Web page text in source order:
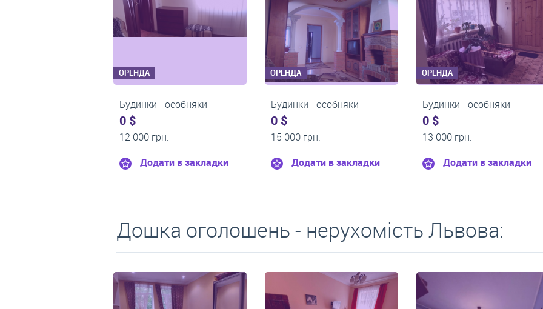
Додати в закладки
Будинки - особняки
20 000 грн.
Додати в закладки
ОРЕНДА
Будинки - особняки
0 грн.
Додати в закладки
ОРЕНДА
Будинки -
16 000 грн.
Додати в
Дошка оголошень - нерухомість Львова: